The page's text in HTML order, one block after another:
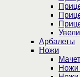
Арбалеты
Ножи
Ножи